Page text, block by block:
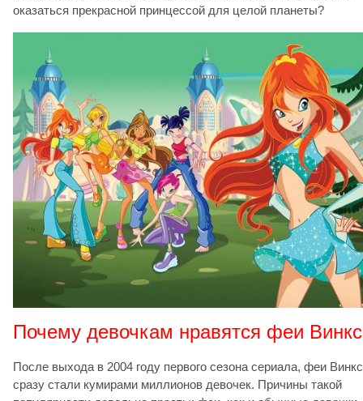
оказаться прекрасной принцессой для целой планеты?
Почему девочкам нравятся феи Винкс
После выхода в 2004 году первого сезона сериала, феи Винкс
сразу стали кумирами миллионов девочек. Причины такой